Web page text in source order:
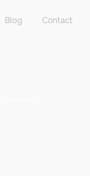
Blog Contact